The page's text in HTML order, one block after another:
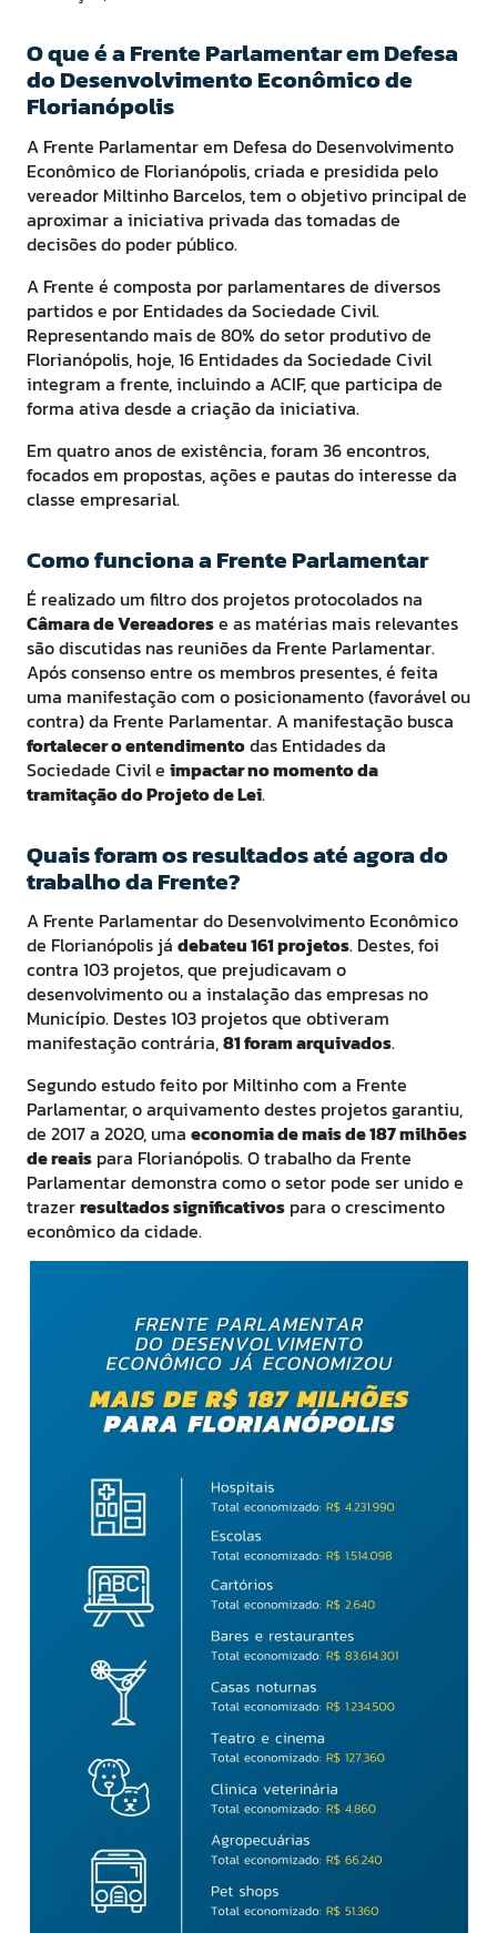
O que é a Frente Parlamentar em Defesa
do Desenvolvimento Econômico de
Florianópolis
A Frente Parlamentar em Defesa do Desenvolvimento
Econômico de Florianópolis, criada e presidida pelo
vereador Miltinho Barcelos, tem o objetivo principal de
aproximar a iniciativa privada das tomadas de
decisões do poder público.
A Frente é composta por parlamentares de diversos
partidos e por Entidades da Sociedade Civil.
Representando mais de 80% do setor produtivo de
Florianópolis, hoje, 16 Entidades da Sociedade Civil
integram a frente, incluindo a ACIF, que participa de
forma ativa desde a criação da iniciativa.
Em quatro anos de existência, foram 36 encontros,
focados em propostas, ações e pautas do interesse da
classe empresarial.
Como funciona a Frente Parlamentar
É realizado um filtro dos projetos protocolados na
Câmara de Vereadorese as matérias mais relevantes
são discutidas nas reuniões da Frente Parlamentar.
Após consenso entre os membros presentes, é feita
uma manifestação com o posicionamento (favorável ou
contra) da Frente Parlamentar. A manifestação busca
fortalecer o entendimentodas Entidades da
Sociedade Civil e impactar no momento da
tramitação do Projeto de Lei.
Quais foram os resultados até agora do
trabalho da Frente?
A Frente Parlamentar do Desenvolvimento Econômico
de Florianópolis já debateu 161 projetos. Destes, foi
contra 103 projetos, que prejudicavam o
desenvolvimento ou a instalação das empresas no
Município. Destes 103 projetos que obtiveram
manifestação contrária,81 foram arquivados.
Segundo estudo feito por Miltinho com a Frente
Parlamentar, o arquivamento destes projetos garantiu,
de 2017 a 2020, uma economia de mais de 187 milhões
de reais para Florianópolis. O trabalho da Frente
Parlamentar demonstra como o setor pode ser unido e
trazerresultados significativos para o crescimento
econômico da cidade.